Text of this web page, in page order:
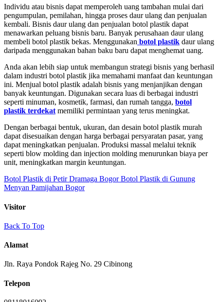
Individu atau bisnis dapat memperoleh uang tambahan mulai dari
pengumpulan, pemilahan, hingga proses daur ulang dan penjualan
kembali. Bisnis daur ulang dan penjualan botol plastik dapat
menawarkan peluang bisnis baru. Banyak perusahaan daur ulang
membeli botol plastik bekas. Menggunakan botol plastik daur ulang
daripada menggunakan bahan baku baru dapat menghemat uang.
Anda akan lebih siap untuk membangun strategi bisnis yang berhasil
dalam industri botol plastik jika memahami manfaat dan keuntungan
ini. Menjual botol plastik adalah bisnis yang menjanjikan dengan
banyak keuntungan. Digunakan secara luas di berbagai industri
seperti minuman, kosmetik, farmasi, dan rumah tangga, botol
plastik terdekat memiliki permintaan yang terus meningkat.
Dengan berbagai bentuk, ukuran, dan desain botol plastik murah
dapat disesuaikan dengan harga berbagai persyaratan pasar, yang
dapat meningkatkan penjualan. Produksi massal melalui teknik
seperti blow molding dan injection molding menurunkan biaya per
unit, meningkatkan margin keuntungan.
Botol Plastik di Petir Dramaga BogorBotol Plastik di Gunung
Menyan Pamijahan Bogor
Visitor
Back To Top
Alamat
Jln. Raya Pondok Rajeg No. 29 Cibinong
Telepon